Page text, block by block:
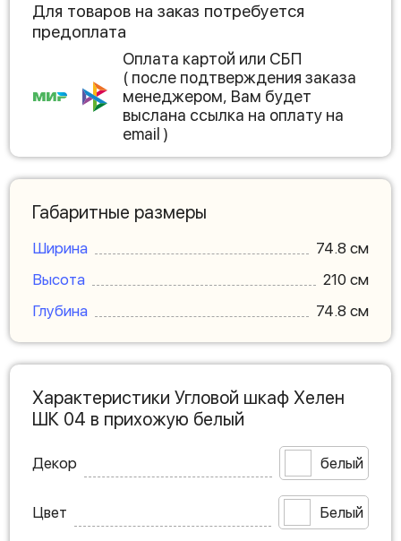
Для товаров на заказ потребуется
предоплата
Оплата картой или СБП
( после подтверждения заказа
менеджером, Вам будет
выслана ссылка на оплату на
email )
Габаритные размеры
Ширина
74.8 см
Высота
210 см
Глубина
74.8 см
Характеристики Угловой шкаф Хелен
ШК 04 в прихожую белый
Декор белый
Цвет Белый